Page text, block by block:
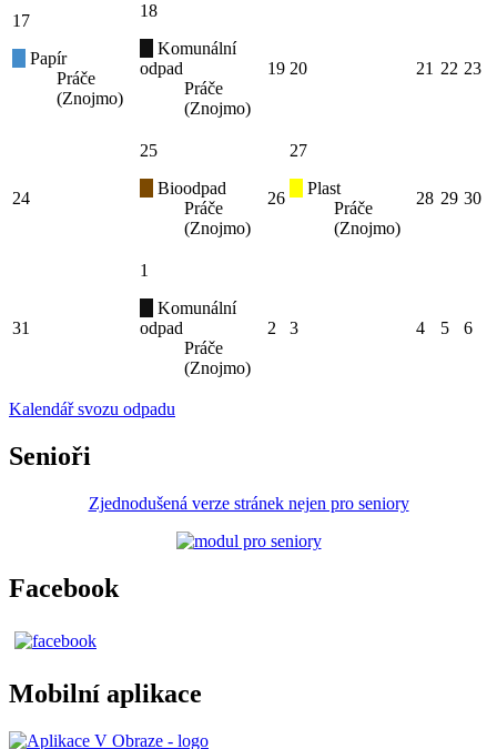
17
Papír
Práče
(Znojmo)
18
Komunální
odpad
Práče
(Znojmo)
19 20 21 22 23
24
25
Bioodpad
Práče
(Znojmo)
26
27
Plast
Práče
(Znojmo)
28 29 30
31
1
Komunální
odpad
Práče
(Znojmo)
2 3 4 5 6
Kalendář svozu odpadu
Senioři
Zjednodušená verze stránek nejen pro seniory
Facebook
Mobilní aplikace